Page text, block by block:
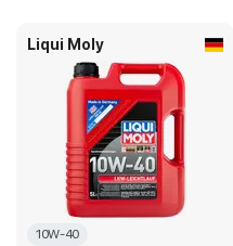
Liqui Moly
10W-40